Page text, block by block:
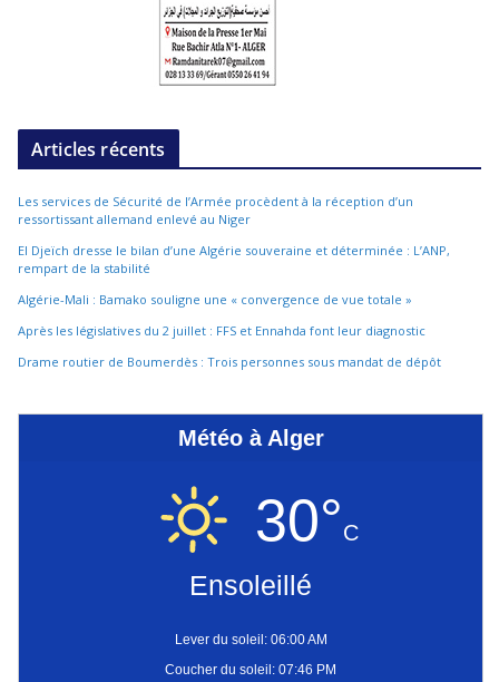
Articles récents
Les services de Sécurité de l’Armée procèdent à la réception d’un
ressortissant allemand enlevé au Niger
El Djeïch dresse le bilan d’une Algérie souveraine et déterminée : L’ANP,
rempart de la stabilité
Algérie-Mali : Bamako souligne une « convergence de vue totale »
Après les législatives du 2 juillet : FFS et Ennahda font leur diagnostic
Drame routier de Boumerdès : Trois personnes sous mandat de dépôt
Météo à Alger
30°C
Ensoleillé
Lever du soleil: 06:00 AM
Coucher du soleil: 07:46 PM